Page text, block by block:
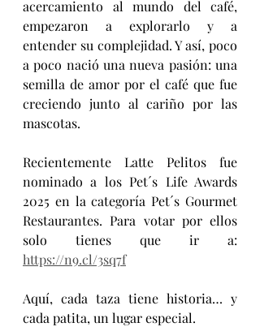
acercamiento al mundo del café,
empezaron a explorarlo y a
entender su complejidad. Y así, poco
a poco nació una nueva pasión: una
semilla de amor por el café que fue
creciendo junto al cariño por las
mascotas.
Recientemente Latte Pelitos fue
nominado a los Pet´s Life Awards
2025 en la categoría Pet´s Gourmet
Restaurantes. Para votar por ellos
https://n9.cl/3sq7f
Aquí, cada taza tiene historia… y
cada patita, un lugar especial.